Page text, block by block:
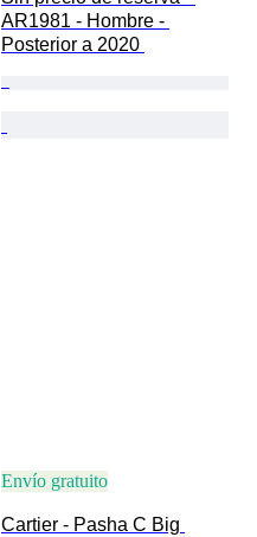
AR1981 - Hombre -
Posterior a 2020
Envío gratuito
Cartier - Pasha C Big